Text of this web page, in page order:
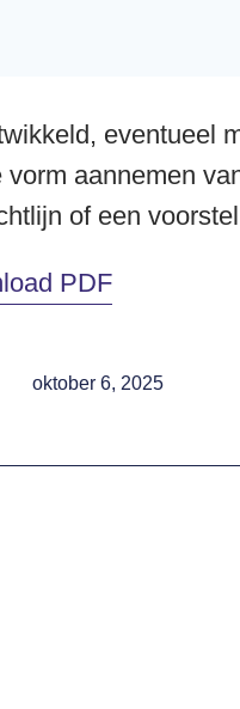
eventueel
aannemen
of een
PDF
oktober 6, 2025